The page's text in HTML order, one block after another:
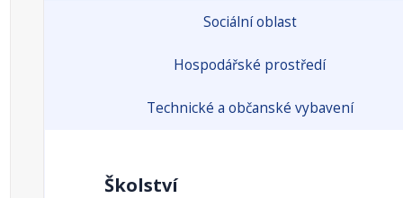
Sociální oblast
Hospodářské prostředí
Technické a občanské vybavení
Školství